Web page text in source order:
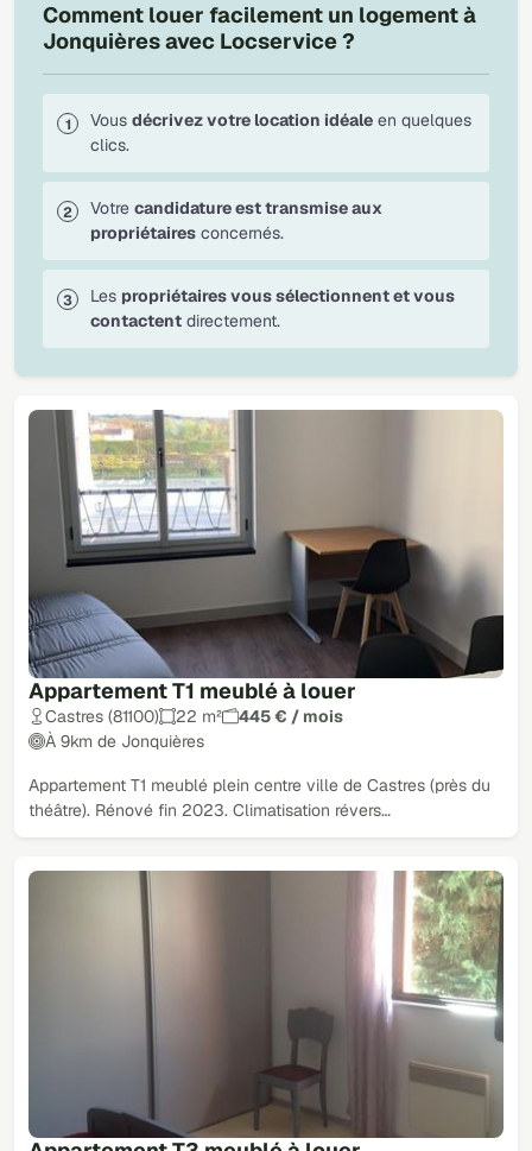
Appartement T1 meublé à louer
Castres (81100) 22 m²
445 € / mois
À 9km de Jonquières
Appartement T1 meublé plein centre ville de Castres (près du
théâtre). Rénové fin 2023. Climatisation révers…
Comment louer facilement un logement à
Jonquières avec Locservice ?
Vous décrivez votre location idéale en quelques
clics.
Votre candidature est transmise aux
propriétaires concernés.
Les propriétaires vous sélectionnent et vous
contactent directement.